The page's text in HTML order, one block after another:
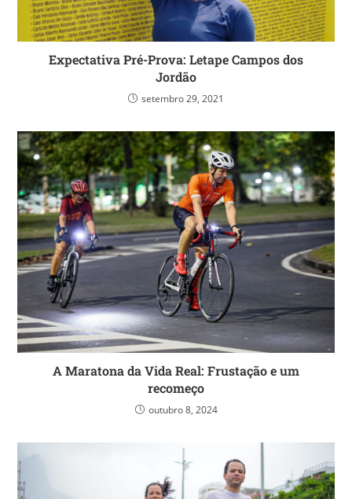
Expectativa Pré-Prova: Letape Campos dos
Jordão
setembro 29, 2021
A Maratona da Vida Real: Frustação e um
recomeço
outubro 8, 2024